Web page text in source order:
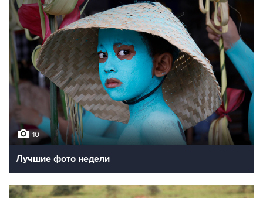
10
Лучшие фото недели